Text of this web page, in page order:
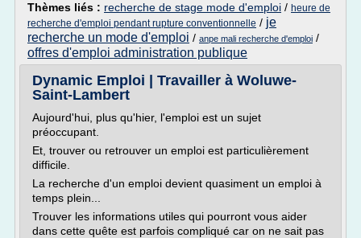
Thèmes liés : recherche de stage mode d'emploi / heure de
recherche d'emploi pendant rupture conventionnelle / je
recherche un mode d'emploi / anpe mali recherche d'emploi /
offres d'emploi administration publique
Dynamic Emploi | Travailler à Woluwe-
Saint-Lambert
Aujourd'hui, plus qu'hier, l'emploi est un sujet
préoccupant.
Et, trouver ou retrouver un emploi est particulièrement
difficile.
La recherche d'un emploi devient quasiment un emploi à
temps plein...
Trouver les informations utiles qui pourront vous aider
dans cette quête est parfois compliqué car on ne sait pas